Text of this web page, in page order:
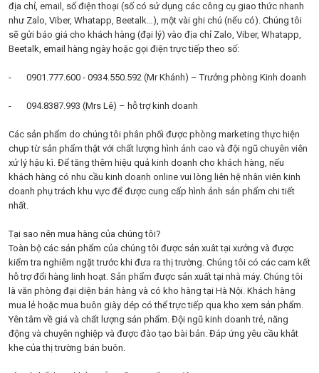
địa chỉ, email, số điện thoại (số có sử dụng các công cụ giao thức nhanh
như Zalo, Viber, Whatapp, Beetalk…), một vài ghi chú (nếu có). Chúng tôi
sẽ gửi báo giá cho khách hàng (đại lý) vào địa chỉ Zalo, Viber, Whatapp,
Beetalk, email hàng ngày hoặc gọi điện trực tiếp theo số:
- 0901.777.600 - 0934.550.592 (Mr Khánh) – Trưởng phòng Kinh doanh
- 094.8387.993 (Mrs Lê) – hỗ trợ kinh doanh
Các sản phẩm do chúng tôi phân phối được phòng marketing thực hiện
chụp từ sản phẩm thật với chất lượng hình ảnh cao và đội ngũ chuyên viên
xử lý hậu kì. Để tăng thêm hiệu quả kinh doanh cho khách hàng, nếu
khách hàng có nhu cầu kinh doanh online vui lòng liên hệ nhân viên kinh
doanh phụ trách khu vực để được cung cấp hình ảnh sản phẩm chi tiết
nhất.
Tại sao nên mua hàng của chúng tôi?
Toàn bộ các sản phẩm của chúng tôi được sản xuât tại xưởng và được
kiểm tra nghiêm ngặt trước khi đưa ra thị trường. Chúng tôi có các cam kết
hỗ trợ đổi hàng linh hoạt. Sản phẩm được sản xuất tại nhà máy. Chúng tôi
là văn phòng đại diện bán hàng và có kho hàng tại Hà Nội. Khách hàng
mua lẻ hoặc mua buôn giày dép có thể trực tiếp qua kho xem sản phẩm.
Yên tâm về giá và chất lượng sản phẩm. Đội ngũ kinh doanh trẻ, năng
động và chuyên nghiệp và được đào tạo bài bản. Đáp ứng yêu cầu khắt
khe của thị trường bán buôn.